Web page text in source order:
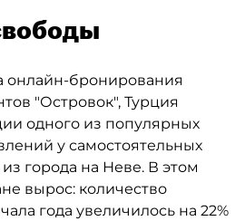
онлайн-бронирования
"Островок", Турция
одного из популярных
у самостоятельных
города на Неве. В этом
вырос: количество
года увеличилось на 22%